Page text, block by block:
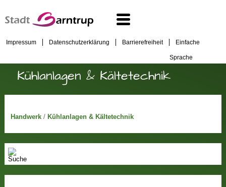
Impressum Datenschutzerklärung Barrierefreiheit Einfache
Sprache
Kühlanlagen & Kältetechnik
Handwerk/ Kühlanlagen & Kältetechnik